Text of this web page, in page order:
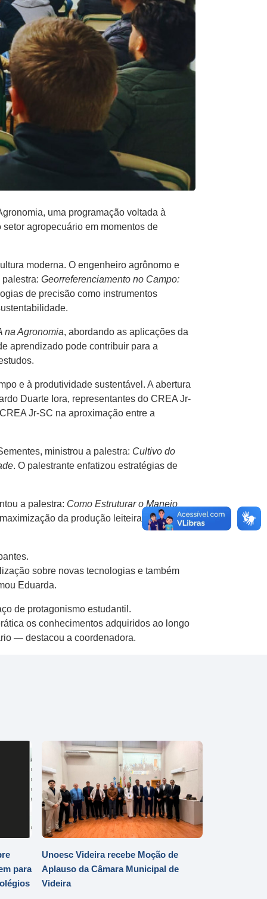
uma programação voltada à
agropecuário em momentos de
moderna. O engenheiro agrônomo e
Georreferenciamento no Campo:
de precisão como instrumentos
na Agronomia, abordando as aplicações da
aprendizado pode contribuir para a
e à produtividade sustentável. A abertura
Duarte Iora, representantes do CREA Jr-
Jr-SC na aproximação entre a
ministrou a palestra: Cultivo do
. O palestrante enfatizou estratégias de
a palestra: Como Estruturar o Manejo
da produção leiteira e à saúde
sobre novas tecnologias e também
Eduarda.
de protagonismo estudantil.
os conhecimentos adquiridos ao longo
— destacou a coordenadora.
para
Unoesc Videira recebe Moção de
Aplauso da Câmara Municipal de
Videira